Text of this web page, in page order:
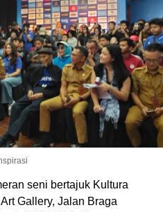
seni bertajuk Kultura
Gallery, Jalan Braga